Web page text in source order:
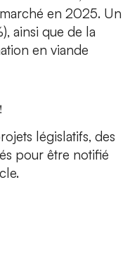
en 2025. Un
ainsi que de la
en viande
législatifs, des
pour être notifié